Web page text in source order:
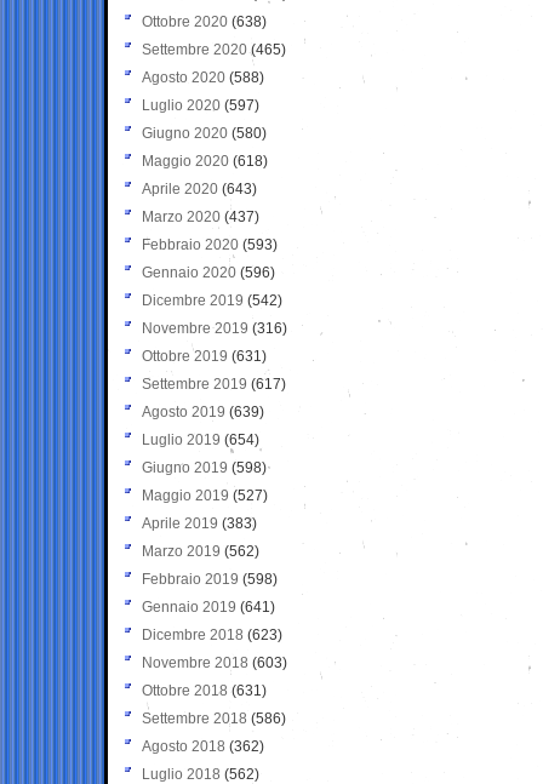
Ottobre 2020 (638)
Settembre 2020(465)
Agosto 2020 (588)
Luglio 2020 (597)
Giugno 2020 (580)
Maggio 2020 (618)
Aprile 2020 (643)
Marzo 2020 (437)
Febbraio 2020 (593)
Gennaio 2020 (596)
Dicembre 2019 (542)
Novembre 2019 (316)
Ottobre 2019 (631)
Settembre 2019 (617)
Agosto 2019 (639)
Luglio 2019 (654)
Giugno 2019 (598)
Maggio 2019 (527)
Aprile 2019 (383)
Marzo 2019 (562)
Febbraio 2019 (598)
Gennaio 2019 (641)
Dicembre 2018 (623)
Novembre 2018 (603)
Ottobre 2018 (631)
Settembre 2018 (586)
Agosto 2018 (362)
Luglio 2018 (562)